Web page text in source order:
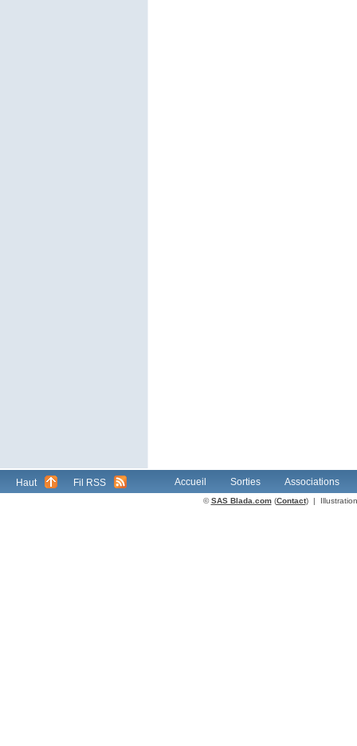
Haut Fil RSS Accueil Sorties Associations
©SAS Blada.com(Contact) |